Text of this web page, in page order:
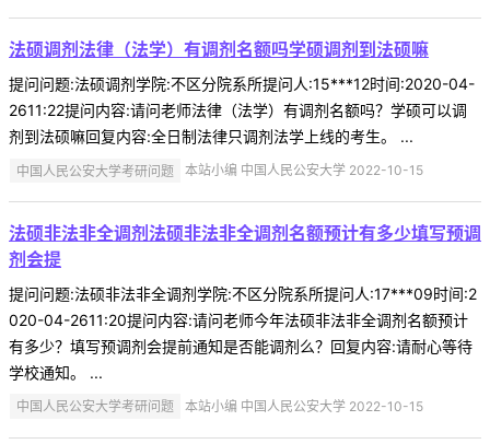
法硕调剂法律（法学）有调剂名额吗学硕调剂到法硕嘛
提问问题:法硕调剂学院:不区分院系所提问人:15***12时间:2020-04-
2611:22提问内容:请问老师法律（法学）有调剂名额吗？学硕可以调
剂到法硕嘛回复内容:全日制法律只调剂法学上线的考生。 ...
中国人民公安大学考研问题 本站小编 中国人民公安大学 2022-10-15
法硕非法非全调剂法硕非法非全调剂名额预计有多少填写预调
剂会提
提问问题:法硕非法非全调剂学院:不区分院系所提问人:17***09时间:2
020-04-2611:20提问内容:请问老师今年法硕非法非全调剂名额预计
有多少？填写预调剂会提前通知是否能调剂么？回复内容:请耐心等待
学校通知。 ...
中国人民公安大学考研问题 本站小编 中国人民公安大学 2022-10-15